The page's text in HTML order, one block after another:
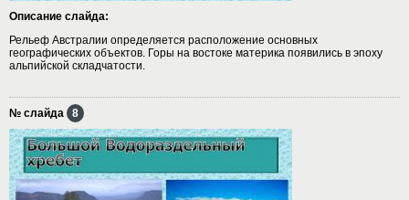
Описание слайда:
Рельеф Австралии определяется расположение основных
географических объектов. Горы на востоке материка появились в эпоху
альпийской складчатости.
№ слайда 8